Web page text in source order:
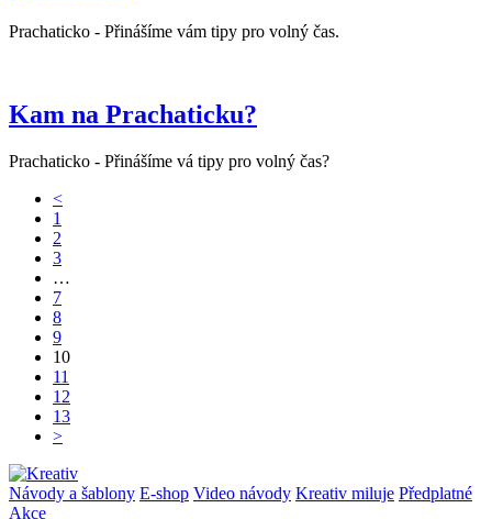
Prachaticko - Přinášíme vám tipy pro volný čas.
Kam na Prachaticku?
Prachaticko - Přinášíme vá tipy pro volný čas?
<
1
2
3
…
7
8
9
10
11
12
13
>
Návody a šablony E-shop Video návody Kreativ miluje Předplatné
Akce